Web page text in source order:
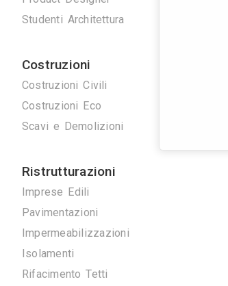
Ingegneri Edili
Periti Edili
Product Designer
Studenti Architettura
Costruzioni
Costruzioni Civili
Costruzioni Eco
Scavi e Demolizioni